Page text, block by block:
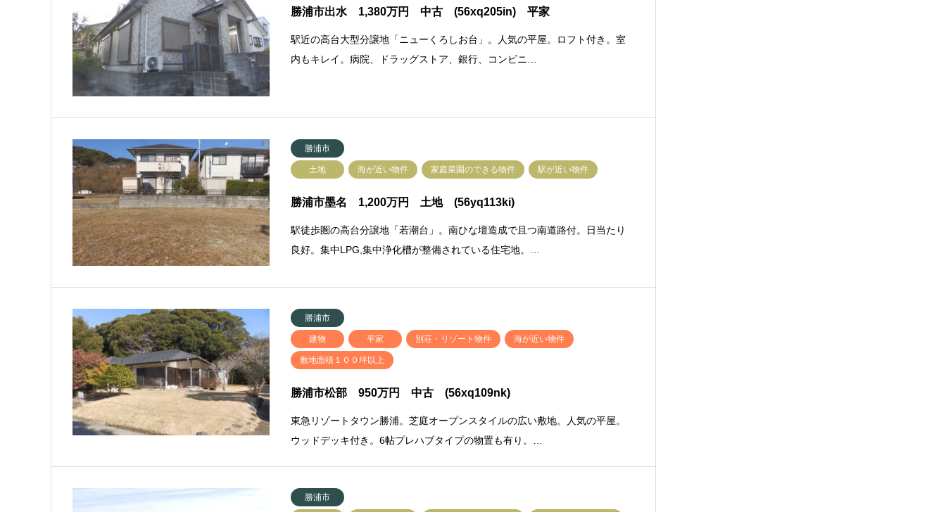
勝浦市出水 1,380万円 中古 (56xq205in) 平家
駅近の高台大型分譲地「ニューくろしお台」。人気の平屋。ロフト付き。室
内もキレイ。病院、ドラッグストア、銀行、コンビニ…
勝浦市
土地 海が近い物件 家庭菜園のできる物件 駅が近い物件
勝浦市墨名 1,200万円 土地 (56yq113ki)
駅徒歩圏の高台分譲地「若潮台」。南ひな壇造成で且つ南道路付。日当たり
良好。集中LPG,集中浄化槽が整備されている住宅地。…
勝浦市
建物 平家 別荘・リゾート物件 海が近い物件
敷地面積１００坪以上
勝浦市松部 950万円 中古 (56xq109nk)
東急リゾートタウン勝浦。芝庭オープンスタイルの広い敷地。人気の平屋。
ウッドデッキ付き。6帖プレハブタイプの物置も有り。…
勝浦市